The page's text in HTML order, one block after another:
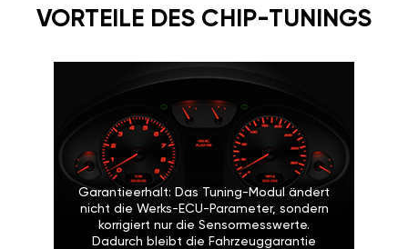
VORTEILE DES CHIP-TUNINGS
Garantieerhalt: Das Tuning-Modul ändert
nicht die Werks-ECU-Parameter, sondern
korrigiert nur die Sensormesswerte.
Dadurch bleibt die Fahrzeuggarantie